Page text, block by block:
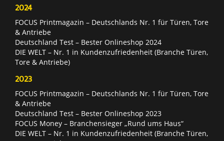
2024
FOCUS Printmagazin – Deutschlands Nr. 1 für Türen, Tore
& Antriebe
Deutschland Test – Bester Onlineshop 2024
DIE WELT – Nr. 1 in Kundenzufriedenheit (Branche Türen,
Tore & Antriebe)
2023
FOCUS Printmagazin – Deutschlands Nr. 1 für Türen, Tore
& Antriebe
Deutschland Test – Bester Onlineshop 2023
FOCUS Money – Branchensieger „Rund ums Haus“
DIE WELT – Nr. 1 in Kundenzufriedenheit (Branche Türen,